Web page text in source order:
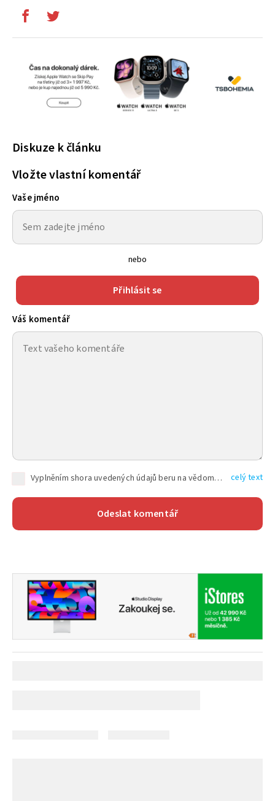
Diskuze k článku
Vložte vlastní komentář
Vaše jméno
nebo
Přihlásit se
Váš komentář
Vyplněním shora uvedených údajů beru na vědomí, že společnost TEXT FACTORY s.r.o., sídlem Brno, Durďákova 336/29, Černá Pole, PSČ: 613 00, IČ: 06157831, zapsané u Krajského soudu v Brně, oddíl C, vložka 100399, bude zpracovávat mé osobní údaje uvedené v rámci mnou vyplněného registračního formuláře na základě oprávněných zájmů TEXT FACTORY s.r.o. dle čl. 6 odst. 1 písm. f) GDPR a pro splnění právních povinností (čl. 6 odst. 1 písm. c) GDPR), a to pro tyto účely: nezbytnost zajistit oprávnění návštěvníka webových stránek provozovaných společností TEXT FACTORY s.r.o. přispívat aktivně ke zveřejněným článkům nebo v rámci diskusních fór a výkon práv TEXT FACTORY s.r.o. jako administrátora těchto diskusních fór. Více informací o zpracování osobních údajů a právech lze nalézt v celý text